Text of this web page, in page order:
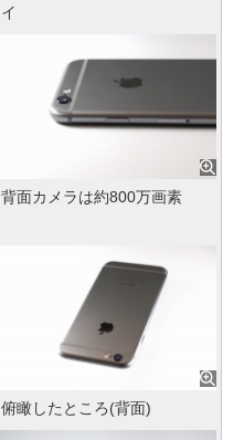
イ
背面カメラは約800万画素
俯瞰したところ(背面)